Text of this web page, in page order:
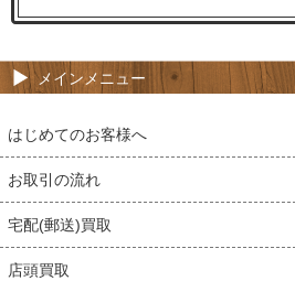
メインメニュー
はじめてのお客様へ
お取引の流れ
宅配(郵送)買取
店頭買取